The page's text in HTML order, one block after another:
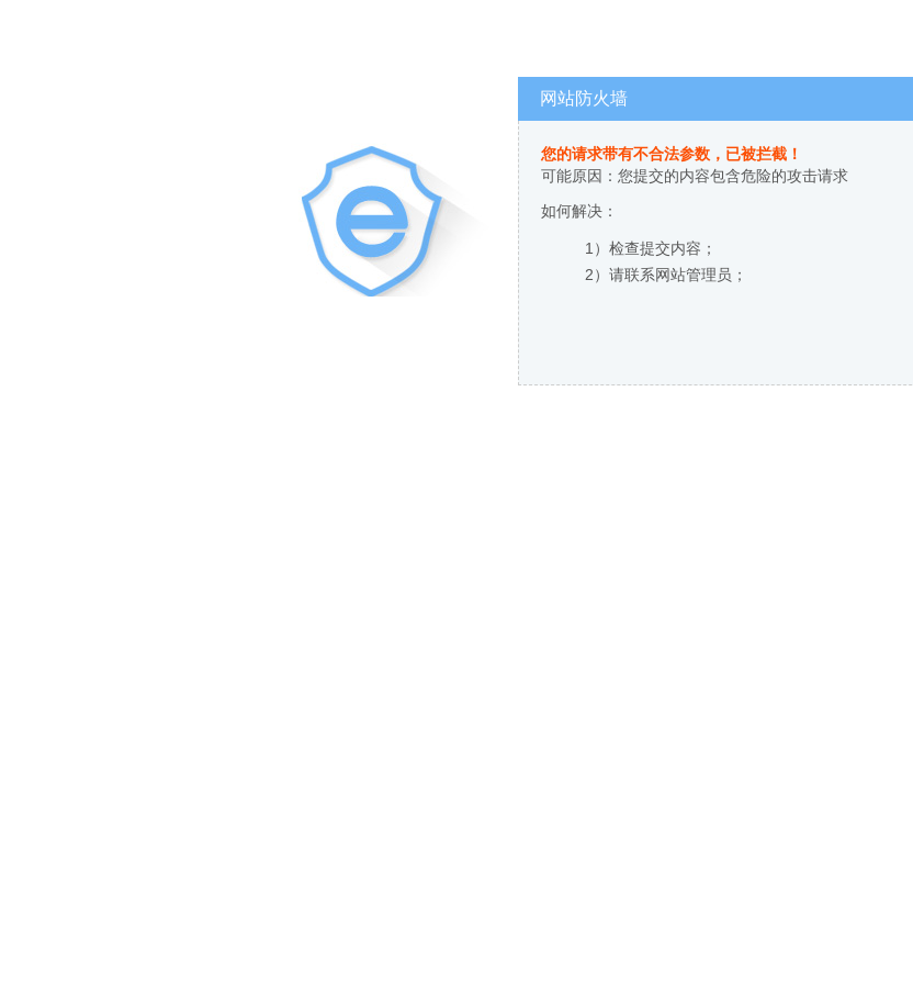
网站防火墙
您的请求带有不合法参数，已被拦截！
可能原因：您提交的内容包含危险的攻击请求
如何解决：
1）检查提交内容；
2）请联系网站管理员；